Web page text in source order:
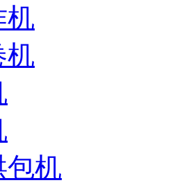
机
机
包机